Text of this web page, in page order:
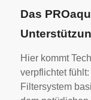
Das
Hier kommt
verpflichtet
Filtersystem